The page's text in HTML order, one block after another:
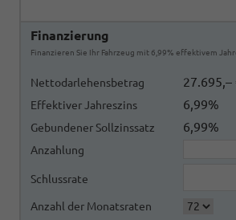
Finanzierung
Finanzieren Sie Ihr Fahrzeug mit 6,99% effektivem
Nettodarlehensbetrag 27.695,–
Effektiver Jahreszins 6,99%
Gebundener Sollzinssatz 6,99%
Anzahlung
Schlussrate
Anzahl der Monatsraten